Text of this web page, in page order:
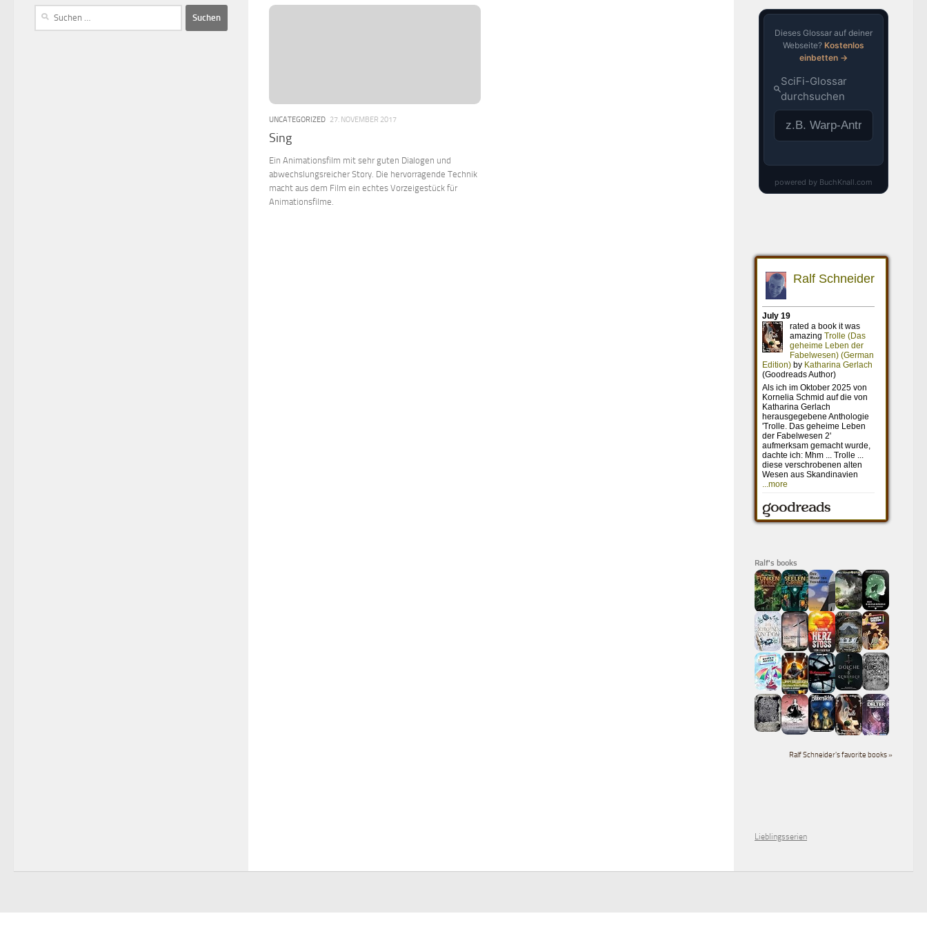
UNCATEGORIZED 27. NOVEMBER 2017
Sing
Ein Animationsfilm mit sehr guten Dialogen und
abwechslungsreicher Story. Die hervorragende Technik
macht aus dem Film ein echtes Vorzeigestück für
Animationsfilme.
Ralf's books
Ralf Schneider's favorite books »
Lieblingsserien